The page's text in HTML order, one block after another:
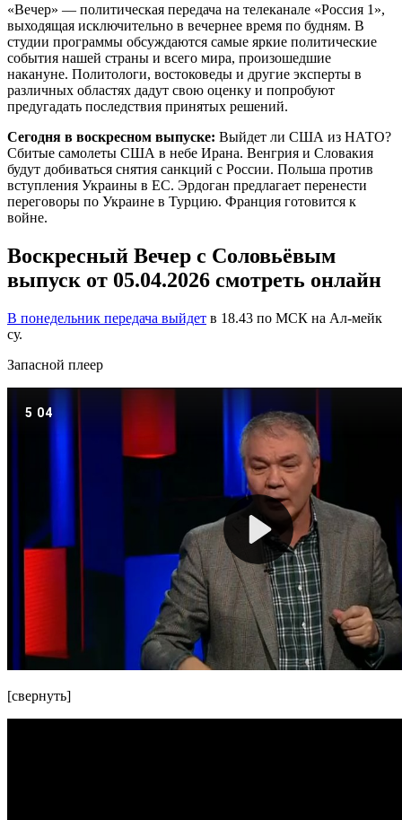
«Вечер» — политическая передача на телеканале «Россия 1»,
выходящая исключительно в вечернее время по будням. В
студии программы обсуждаются самые яркие политические
события нашей страны и всего мира, произошедшие
накануне. Политологи, востоковеды и другие эксперты в
различных областях дадут свою оценку и попробуют
предугадать последствия принятых решений.
Сегодня в воскресном выпуске: Выйдет ли США из НАТО?
Сбитые самолеты США в небе Ирана. Венгрия и Словакия
будут добиваться снятия санкций с России. Польша против
вступления Украины в ЕС. Эрдоган предлагает перенести
переговоры по Украине в Турцию. Франция готовится к
войне.
Воскресный Вечер с Соловьёвым
выпуск от 05.04.2026 смотреть онлайн
В понедельник передача выйдет в 18.43 по МСК на Ал-мейк
су.
Запасной плеер
[свернуть]